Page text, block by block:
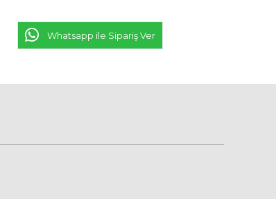
Whatsapp ile Sipariş Ver